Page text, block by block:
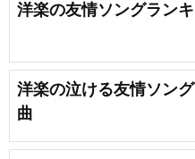
洋楽の友情ソングランキ
洋楽の泣ける友情ソン
曲